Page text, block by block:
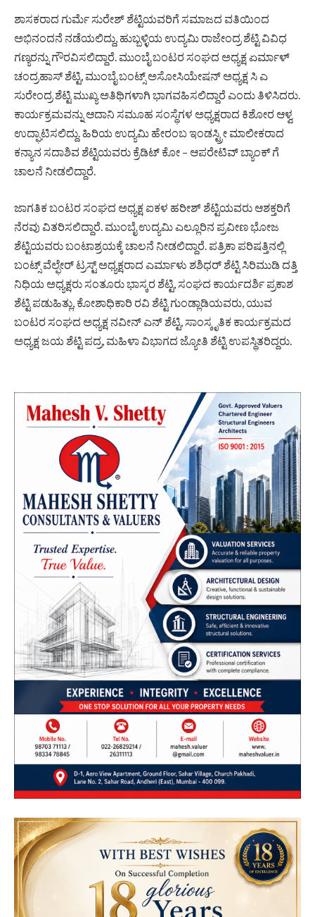
ಶಾಸಕರಾದ ಗುರ್ಮೆ ಸುರೇಶ್ ಶೆಟ್ಟಿಯವರಿಗೆ ಸಮಾಜದ ವತಿಯಿಂದ
ಅಭಿನಂದನೆ ನಡೆಯಲಿದ್ದು, ಹುಬ್ಬಳ್ಳಿಯ ಉದ್ಯಮಿ ರಾಜೇಂದ್ರ ಶೆಟ್ಟಿ ವಿವಿಧ
ಗಣ್ಯರನ್ನು ಗೌರವಿಸಲಿದ್ದಾರೆ. ಮುಂಬೈ ಬಂಟರ ಸಂಘದ ಅಧ್ಯಕ್ಷ ಏರ್ಮಾಳ್
ಚಂದ್ರಹಾಸ್ ಶೆಟ್ಟಿ, ಮುಂಬೈ ಬಂಟ್ಸ್ ಅಸೋಸಿಯೇಷನ್ ಅಧ್ಯಕ್ಷ ಸಿ ಎ
ಸುರೇಂದ್ರ ಶೆಟ್ಟಿ ಮುಖ್ಯ ಅತಿಥಿಗಳಾಗಿ ಭಾಗವಹಿಸಲಿದ್ದಾರೆ ಎಂದು ತಿಳಿಸಿದರು.
ಕಾರ್ಯಕ್ರಮವನ್ನು ಆದಾನಿ ಸಮೂಹ ಸಂಸ್ಥೆಗಳ ಅಧ್ಯಕ್ಷರಾದ ಕಿಶೋರ ಆಳ್ವ
ಉದ್ಘಾಟಿಸಲಿದ್ದು. ಹಿರಿಯ ಉದ್ಯಮಿ ಹೇರಂಬ ಇಂಡಸ್ಟ್ರೀ ಮಾಲೀಕರಾದ
ಕನ್ಯಾನ ಸದಾಶಿವ ಶೆಟ್ಟಿಯವರು ಕ್ರೆಡಿಟ್ ಕೋ – ಆಪರೇಟಿವ್ ಬ್ಯಾಂಕ್ ಗೆ
ಚಾಲನೆ ನೀಡಲಿದ್ದಾರೆ.
ಜಾಗತಿಕ ಬಂಟರ ಸಂಘದ ಅಧ್ಯಕ್ಷ ಐಕಳ ಹರೀಶ್ ಶೆಟ್ಟಿಯವರು ಆಶಕ್ತರಿಗೆ
ನೆರವು ವಿತರಿಸಲಿದ್ದಾರೆ. ಮುಂಬೈ ಉದ್ಯಮಿ ಎಲ್ಲೂರಿನ ಪ್ರವೀಣ ಭೋಜ
ಶೆಟ್ಟಿಯವರು ಬಂಟಾಶ್ರಯಕ್ಕೆ ಚಾಲನೆ ನೀಡಲಿದ್ದಾರೆ. ಪತ್ರಿಕಾ ಪರಿಷತ್ತಿನಲ್ಲಿ
ಬಂಟ್ಸ್ ವೆಲ್ಫೇರ್ ಟ್ರಸ್ಟ್ ಅಧ್ಯಕ್ಷರಾದ ಎರ್ಮಾಳು ಶಶಿಧರ್ ಶೆಟ್ಟಿ ಸಿರಿಮುಡಿ ದತ್ತಿ
ನಿಧಿಯ ಅಧ್ಯಕ್ಷರು ಸಂತೂರು ಭಾಸ್ಕರ ಶೆಟ್ಟಿ, ಸಂಘದ ಕಾರ್ಯದರ್ಶಿ ಪ್ರಕಾಶ
ಶೆಟ್ಟಿ ಪಡುಹಿತ್ಲು, ಕೋಶಾಧಿಕಾರಿ ರವಿ ಶೆಟ್ಟಿ ಗುಂಡ್ಲಾಡಿಯವರು, ಯುವ
ಬಂಟರ ಸಂಘದ ಅಧ್ಯಕ್ಷ ನವೀನ್ ಎನ್ ಶೆಟ್ಟಿ, ಸಾಂಸ್ಕೃತಿಕ ಕಾರ್ಯಕ್ರಮದ
ಅಧ್ಯಕ್ಷ ಜಯ ಶೆಟ್ಟಿ ಪದ್ರ, ಮಹಿಳಾ ವಿಭಾಗದ ಜ್ಯೋತಿ ಶೆಟ್ಟಿ ಉಪಸ್ಥಿತರಿದ್ದರು.